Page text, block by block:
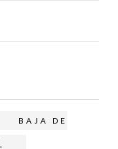
BAJA DE